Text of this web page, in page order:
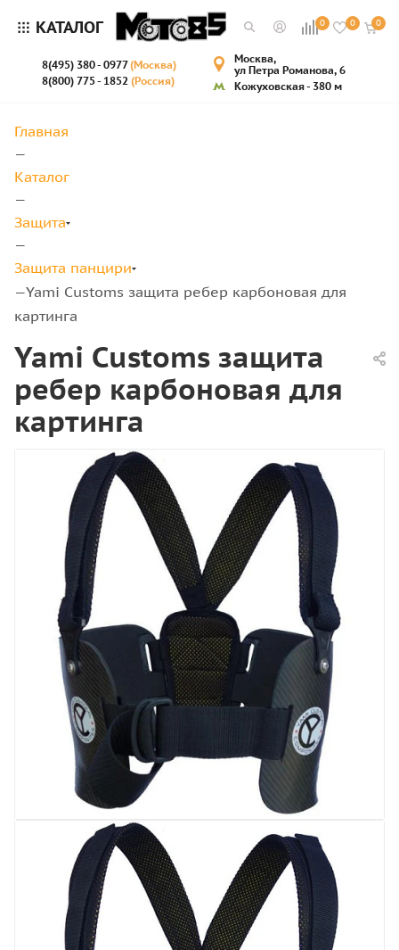
КАТАЛОГ 0 0 0
8(495) 380 - 0977(Москва)
8(800) 775 - 1852 (Россия)
Москва,
ул Петра Романова, 6
Кожуховская - 380 м
Главная
—
Каталог
—
Защита
—
Защита панцири
—Yami Customs защита ребер карбоновая для
картинга
Yami Customs защита
ребер карбоновая для
картинга